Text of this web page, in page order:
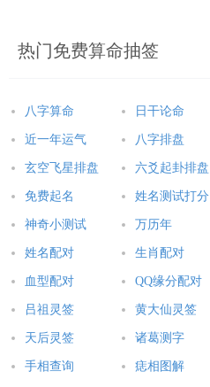
热门免费算命抽签
八字算命 日干论命
近一年运气 八字排盘
玄空飞星排盘 六爻起卦排盘
免费起名 姓名测试打分
神奇小测试 万历年
姓名配对 生肖配对
血型配对 QQ缘分配对
吕祖灵签 黄大仙灵签
天后灵签 诸葛测字
手相查询 痣相图解